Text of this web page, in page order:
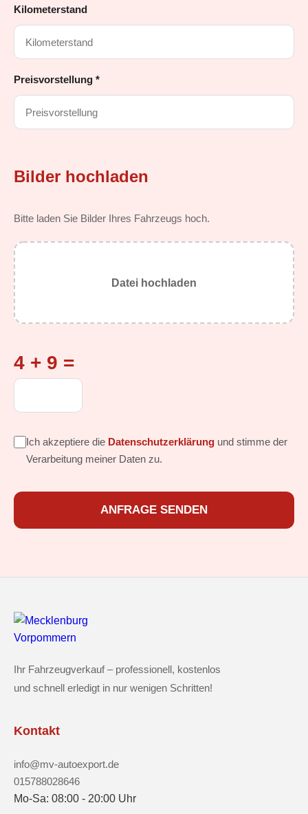
Kilometerstand
Preisvorstellung *
Bilder hochladen
Bitte laden Sie Bilder Ihres Fahrzeugs hoch.
Datei hochladen
4 + 9 =
Ich akzeptiere die Datenschutzerklärung und stimme der
Verarbeitung meiner Daten zu.
ANFRAGE SENDEN
Ihr Fahrzeugverkauf – professionell, kostenlos
und schnell erledigt in nur wenigen Schritten!
Kontakt
info@mv-autoexport.de
015788028646
Mo-Sa: 08:00 - 20:00 Uhr